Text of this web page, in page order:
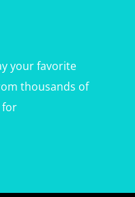
your favorite
thousands of
for